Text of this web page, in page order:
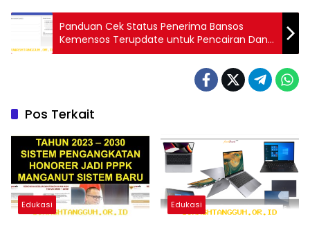
Panduan Cek Status Penerima Bansos
Kemensos Terupdate untuk Pencairan Dana
Mei 2026
Pos Terkait
Edukasi Edukasi